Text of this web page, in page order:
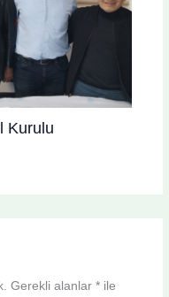
Kurulu
Gerekli alanlar *ile